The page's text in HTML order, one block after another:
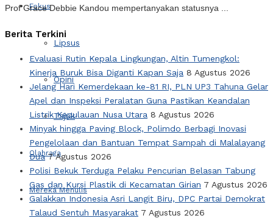
Fokus
Lipsus
Opini
Tajuk
Olahraga
Mereka Menulis
Prof Grace Debbie Kandou mempertanyakan statusnya ...
Berita Terkini
Evaluasi Rutin Kepala Lingkungan, Altin Tumengkol:
Kinerja Buruk Bisa Diganti Kapan Saja 8 Agustus 2026
Jelang Hari Kemerdekaan ke-81 RI, PLN UP3 Tahuna Gelar
Apel dan Inspeksi Peralatan Guna Pastikan Keandalan
Listrik Kepulauan Nusa Utara 8 Agustus 2026
Minyak hingga Paving Block, Polimdo Berbagi Inovasi
Pengelolaan dan Bantuan Tempat Sampah di Malalayang
Dua 7 Agustus 2026
Polisi Bekuk Terduga Pelaku Pencurian Belasan Tabung
Gas dan Kursi Plastik di Kecamatan Girian 7 Agustus 2026
Galakkan Indonesia Asri Langit Biru, DPC Partai Demokrat
Talaud Sentuh Masyarakat 7 Agustus 2026